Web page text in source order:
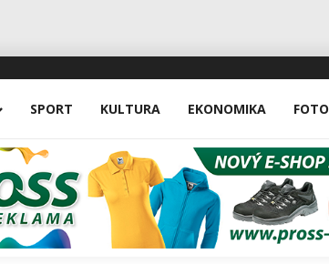
SPORT KULTURA EKONOMIKA